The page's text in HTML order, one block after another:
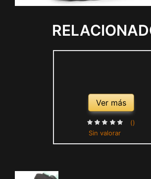
Ver más
Sin valorar
()